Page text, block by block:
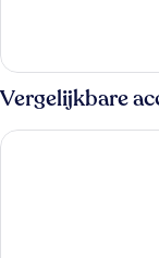
tweepersoonskamer
Vergelijkbare
Riad Anma